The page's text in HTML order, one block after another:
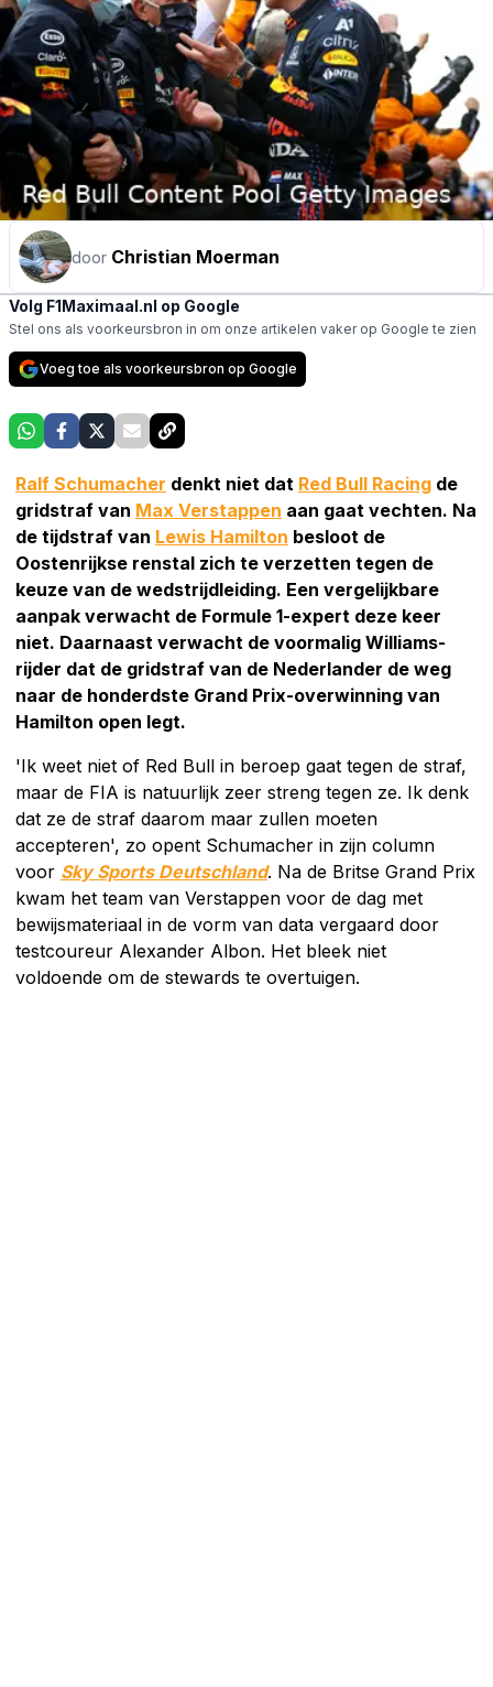
door Christian Moerman
Volg F1Maximaal.nl op Google
Stel ons als voorkeursbron in om onze artikelen vaker op Google te zien
Voeg toe als voorkeursbron op Google
Ralf Schumacher denkt niet dat Red Bull Racing de
gridstraf van Max Verstappen aan gaat vechten. Na
de tijdstraf van Lewis Hamilton besloot de
Oostenrijkse renstal zich te verzetten tegen de
keuze van de wedstrijdleiding. Een vergelijkbare
aanpak verwacht de Formule 1-expert deze keer
niet. Daarnaast verwacht de voormalig Williams-
rijder dat de gridstraf van de Nederlander de weg
naar de honderdste Grand Prix-overwinning van
Hamilton open legt.
'Ik weet niet of Red Bull in beroep gaat tegen de straf,
maar de FIA is natuurlijk zeer streng tegen ze. Ik denk
dat ze de straf daarom maar zullen moeten
accepteren', zo opent Schumacher in zijn column
voor Sky Sports Deutschland. Na de Britse Grand Prix
kwam het team van Verstappen voor de dag met
bewijsmateriaal in de vorm van data vergaard door
testcoureur Alexander Albon. Het bleek niet
voldoende om de stewards te overtuigen.